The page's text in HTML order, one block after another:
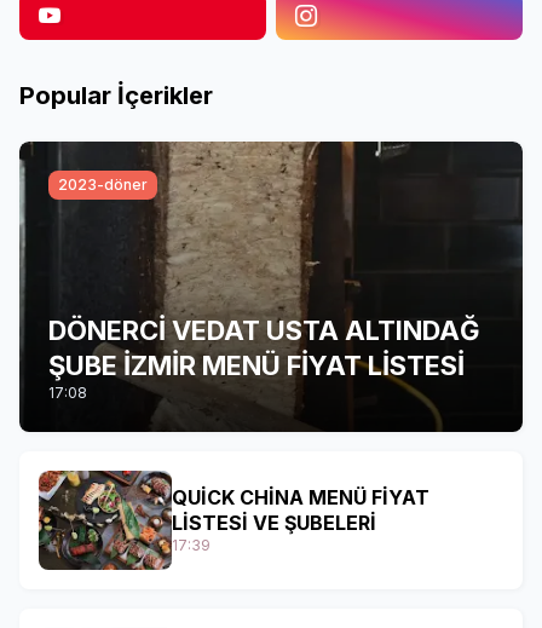
Popular İçerikler
2023-döner
DÖNERCİ VEDAT USTA ALTINDAĞ
ŞUBE İZMİR MENÜ FİYAT LİSTESİ
17:08
QUİCK CHİNA MENÜ FİYAT
LİSTESİ VE ŞUBELERİ
17:39